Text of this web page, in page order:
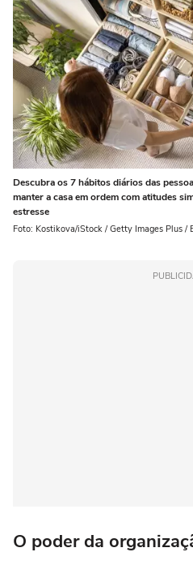
Descubra os 7 hábitos diários das
manter a casa em ordem com atitudes
estresse
Foto: Kostikova/iStock / Getty Images Plus /
O poder da